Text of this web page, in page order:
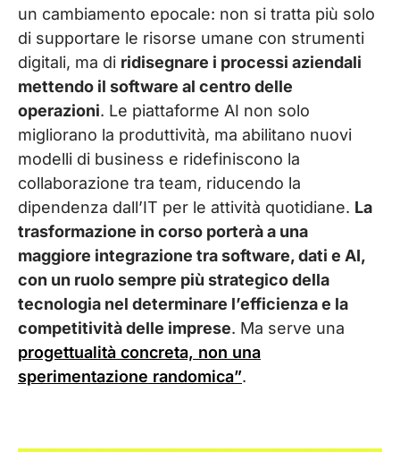
un cambiamento epocale: non si tratta più solo
di supportare le risorse umane con strumenti
digitali, ma di ridisegnare i processi aziendali
mettendo il software al centro delle
operazioni. Le piattaforme AI non solo
migliorano la produttività, ma abilitano nuovi
modelli di business e ridefiniscono la
collaborazione tra team, riducendo la
dipendenza dall’IT per le attività quotidiane. La
trasformazione in corso porterà a una
maggiore integrazione tra software, dati e AI,
con un ruolo sempre più strategico della
tecnologia nel determinare l’efficienza e la
competitività delle imprese. Ma serve una
progettualità concreta, non una
sperimentazione randomica”.